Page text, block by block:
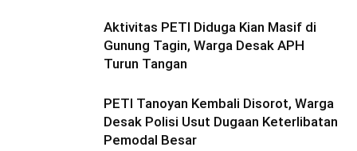
Aktivitas PETI Diduga Kian Masif di
Gunung Tagin, Warga Desak APH
Turun Tangan
PETI Tanoyan Kembali Disorot, Warga
Desak Polisi Usut Dugaan Keterlibatan
Pemodal Besar